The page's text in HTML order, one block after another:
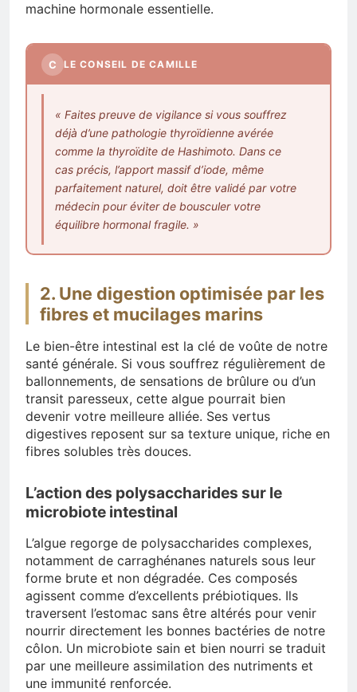
machine hormonale essentielle.
C LE CONSEIL DE CAMILLE
« Faites preuve de vigilance si vous souffrez
déjà d’une pathologie thyroïdienne avérée
comme la thyroïdite de Hashimoto. Dans ce
cas précis, l’apport massif d’iode, même
parfaitement naturel, doit être validé par votre
médecin pour éviter de bousculer votre
équilibre hormonal fragile. »
2. Une digestion optimisée par les
fibres et mucilages marins
Le bien-être intestinal est la clé de voûte de notre
santé générale. Si vous souffrez régulièrement de
ballonnements, de sensations de brûlure ou d’un
transit paresseux, cette algue pourrait bien
devenir votre meilleure alliée. Ses vertus
digestives reposent sur sa texture unique, riche en
fibres solubles très douces.
L’action des polysaccharides sur le
microbiote intestinal
L’algue regorge de polysaccharides complexes,
notamment de carraghénanes naturels sous leur
forme brute et non dégradée. Ces composés
agissent comme d’excellents prébiotiques. Ils
traversent l’estomac sans être altérés pour venir
nourrir directement les bonnes bactéries de notre
côlon. Un microbiote sain et bien nourri se traduit
par une meilleure assimilation des nutriments et
une immunité renforcée.